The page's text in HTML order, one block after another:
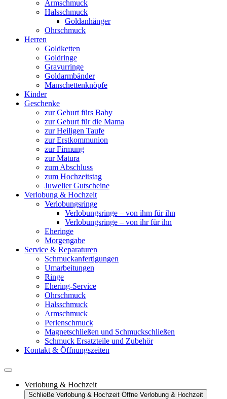
Armschmuck
Halsschmuck
Goldanhänger
Ohrschmuck
Herren
Goldketten
Goldringe
Gravurringe
Goldarmbänder
Manschettenknöpfe
Kinder
Geschenke
zur Geburt fürs Baby
zur Geburt für die Mama
zur Heiligen Taufe
zur Erstkommunion
zur Firmung
zur Matura
zum Abschluss
zum Hochzeitstag
Juwelier Gutscheine
Verlobung & Hochzeit
Verlobungsringe
Verlobungsringe – von ihm für ihn
Verlobungsringe – von ihr für ihn
Eheringe
Morgengabe
Service & Reparaturen
Schmuckanfertigungen
Umarbeitungen
Ringe
Ehering-Service
Ohrschmuck
Halsschmuck
Armschmuck
Perlenschmuck
Magnetschließen und Schmuckschließen
Schmuck Ersatzteile und Zubehör
Kontakt & Öffnungszeiten
Verlobung & Hochzeit
Schließe Verlobung & Hochzeit Öffne Verlobung & Hochzeit